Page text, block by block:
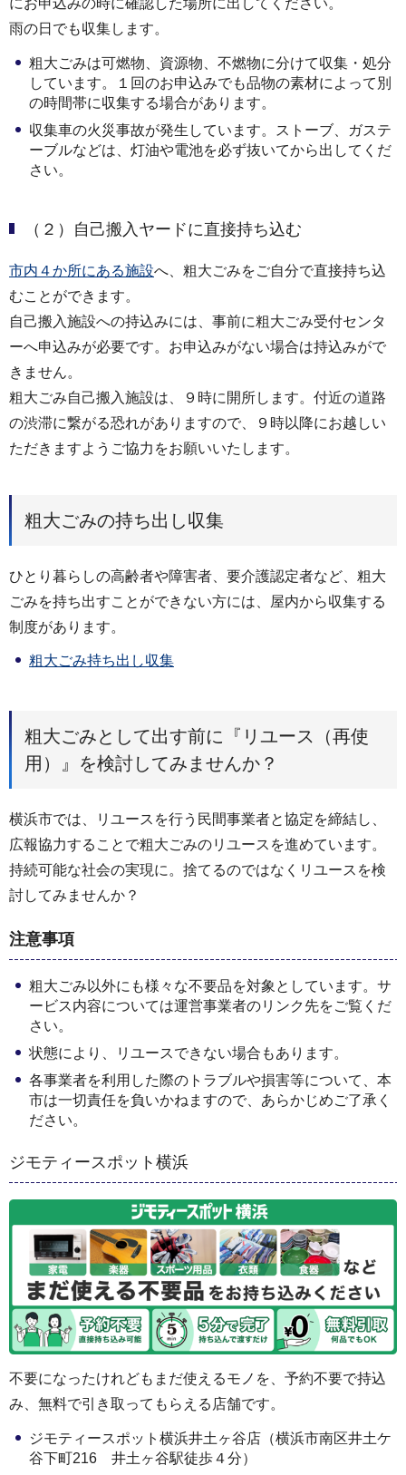
にお申込みの時に確認した場所に出してください。
雨の日でも収集します。
粗大ごみは可燃物、資源物、不燃物に分けて収集・処分
しています。１回のお申込みでも品物の素材によって別
の時間帯に収集する場合があります。
収集車の火災事故が発生しています。ストーブ、ガステ
ーブルなどは、灯油や電池を必ず抜いてから出してくだ
さい。
（２）自己搬入ヤードに直接持ち込む
市内４か所にある施設へ、粗大ごみをご自分で直接持ち込
むことができます。
自己搬入施設への持込みには、事前に粗大ごみ受付センタ
ーへ申込みが必要です。お申込みがない場合は持込みがで
きません。
粗大ごみ自己搬入施設は、９時に開所します。付近の道路
の渋滞に繋がる恐れがありますので、９時以降にお越しい
ただきますようご協力をお願いいたします。
粗大ごみの持ち出し収集
ひとり暮らしの高齢者や障害者、要介護認定者など、粗大
ごみを持ち出すことができない方には、屋内から収集する
制度があります。
粗大ごみ持ち出し収集
粗大ごみとして出す前に『リユース（再使
用）』を検討してみませんか？
横浜市では、リユースを行う民間事業者と協定を締結し、
広報協力することで粗大ごみのリユースを進めています。
持続可能な社会の実現に。捨てるのではなくリユースを検
討してみませんか？
注意事項
粗大ごみ以外にも様々な不要品を対象としています。サ
ービス内容については運営事業者のリンク先をご覧くだ
さい。
状態により、リユースできない場合もあります。
各事業者を利用した際のトラブルや損害等について、本
市は一切責任を負いかねますので、あらかじめご了承く
ださい。
ジモティースポット横浜
不要になったけれどもまだ使えるモノを、予約不要で持込
み、無料で引き取ってもらえる店舗です。
ジモティースポット横浜井土ヶ谷店（横浜市南区井⼟ケ
⾕下町216 井土ヶ谷駅徒歩４分）